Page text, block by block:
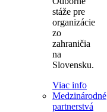
stáže pre
organizácie
zo
zahraničia
na
Slovensku.
Viac info
Medzinárodné
partnerstvá